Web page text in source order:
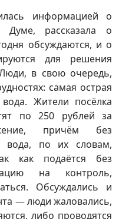
информацией о
Думе, рассказала о
обсуждаются, и о
для решения
в свою очередь,
самая острая
Жители посёлка
по 250 рублей за
причём без
вода, по их словам,
как подаётся без
на контроль,
Обсуждались и
— люди жаловались,
либо проводятся